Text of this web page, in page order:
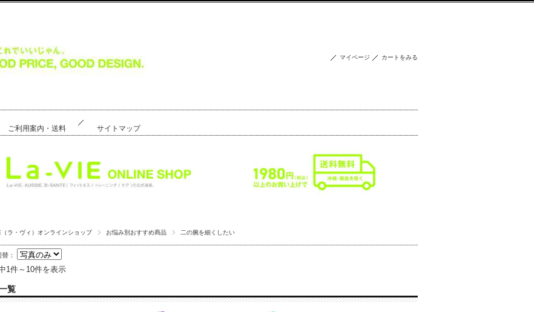
マイページ カートをみる
ご利用案内・送料 サイトマップ
ラ・ヴィ）オンラインショップ お悩み別おすすめ商品 二の腕を細くしたい
：
1件～10件を表示
覧